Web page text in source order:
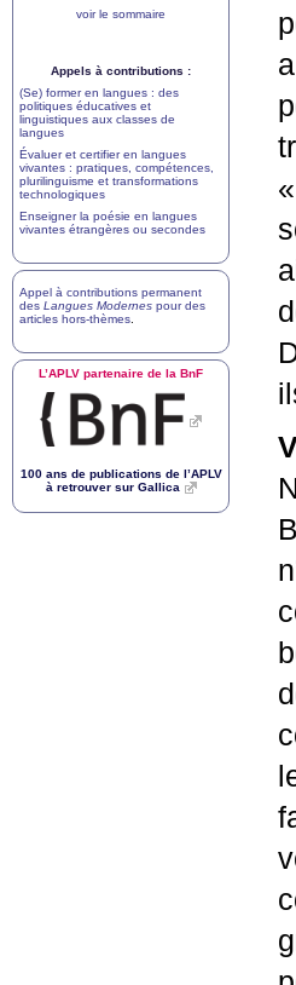
«
voir le sommaire
Appels à contributions :
(Se) former en langues : des
politiques éducatives et
linguistiques aux classes de
langues
Évaluer et certifier en langues
vivantes : pratiques, compétences,
plurilinguisme et transformations
technologiques
Enseigner la poésie en langues
vivantes étrangères ou secondes
Appel à contributions permanent
des Langues Modernes pour des
articles hors-thèmes
L’APLV partenaire de la BnF
100 ans de publications de l’APLV
à retrouver sur Gallica